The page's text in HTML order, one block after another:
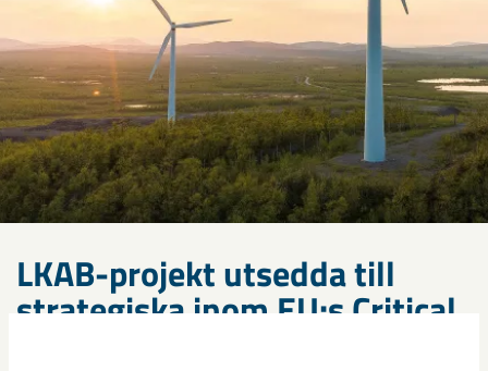
LKAB-projekt utsedda till
strategiska inom EU:s Critical